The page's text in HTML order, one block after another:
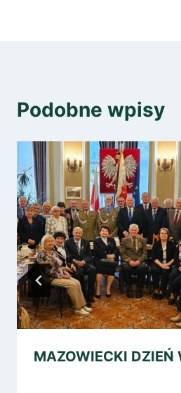
Podobne wpisy
MAZOWIECKI DZIEŃ